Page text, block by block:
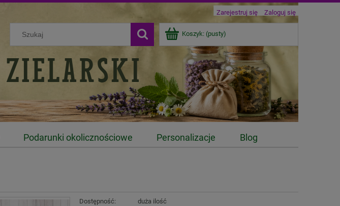
Zarejestruj się Zaloguj się
Koszyk: (pusty)
Podarunki okolicznościowe Personalizacje Blog
Dostępność:
duża ilość